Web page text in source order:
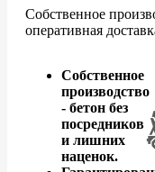
Собственное
оперативная
Собственное
производство
- бетон без
посредников
и лишних
наценок.